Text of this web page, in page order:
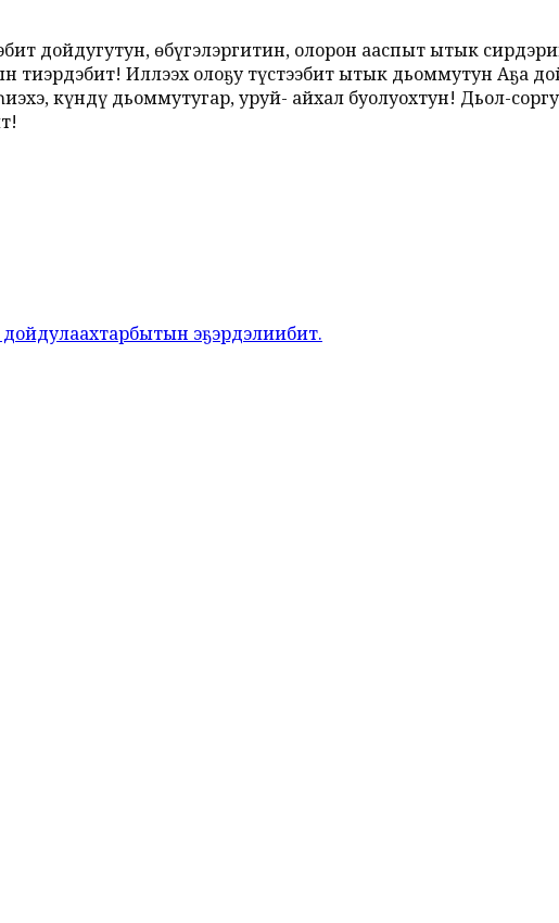
дойдугутун, өбүгэлэргитин, олорон ааспыт ытык
тиэрдэбит! Иллээх олоҕу түстээбит ытык дьоммутун Аҕа
күндү дьоммутугар, уруй- айхал буолуохтун! Дьол-
эҕэрдэлиибит.